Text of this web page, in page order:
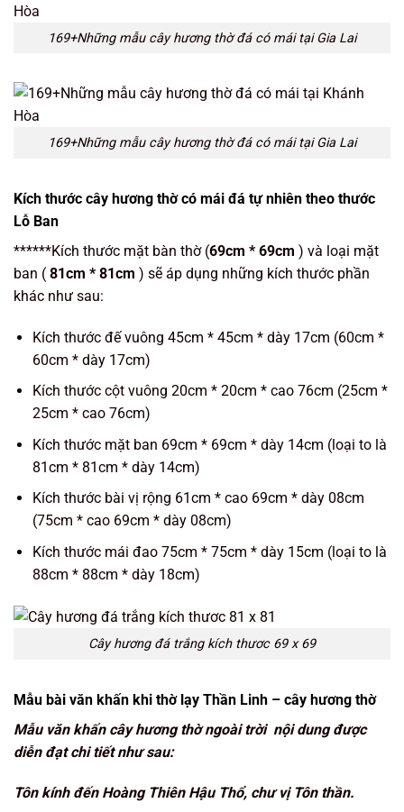
169+Những mẫu cây hương thờ đá có mái tại Gia Lai
169+Những mẫu cây hương thờ đá có mái tại Gia Lai
Kích thước cây hương thờ có mái đá tự nhiên theo thước
Lỗ Ban
******Kích thước mặt bàn thờ (69cm * 69cm ) và loại mặt
ban ( 81cm * 81cm ) sẽ áp dụng những kích thước phần
khác như sau:
Kích thước đế vuông 45cm * 45cm * dày 17cm (60cm *
60cm * dày 17cm)
Kích thước cột vuông 20cm * 20cm * cao 76cm (25cm *
25cm * cao 76cm)
Kích thước mặt ban 69cm * 69cm * dày 14cm (loại to là
81cm * 81cm * dày 14cm)
Kích thước bài vị rộng 61cm * cao 69cm * dày 08cm
(75cm * cao 69cm * dày 08cm)
Kích thước mái đao 75cm * 75cm * dày 15cm (loại to là
88cm * 88cm * dày 18cm)
Cây hương đá trắng kích thươc 69 x 69
Mẫu bài văn khấn khi thờ lạy Thần Linh – cây hương thờ
Mẫu văn khấn cây hương thờ ngoài trời nội dung được
diễn đạt chi tiết như sau:
Tôn kính đến Hoàng Thiên Hậu Thổ, chư vị Tôn thần.